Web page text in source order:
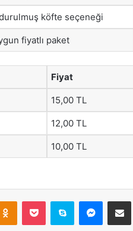
köfte seçeneği
fiyatlı paket
Fiyat
15,00 TL
12,00 TL
10,00 TL
Odnoklassniki
Pocket Skype